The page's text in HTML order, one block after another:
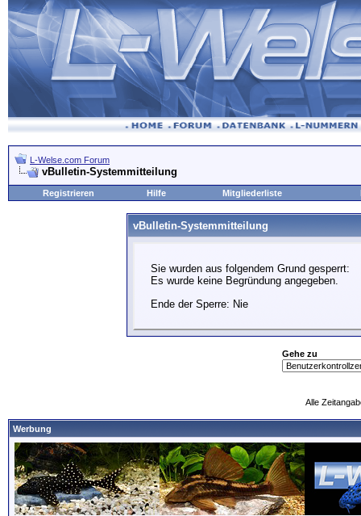
L-Welse.com Forum
vBulletin-Systemmitteilung
Registrieren Hilfe Mitgliederliste
vBulletin-Systemmitteilung
Sie wurden aus folgendem Grund gesperrt:
Es wurde keine Begründung angegeben.
Ende der Sperre: Nie
Gehe zu
Alle
Werbung